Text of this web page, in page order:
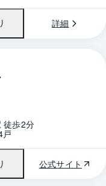
詳細
徒歩2分
戸
公式サイト